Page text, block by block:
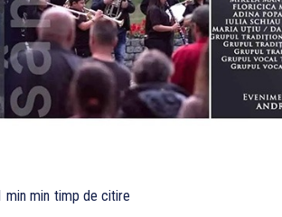
min min timp de citire